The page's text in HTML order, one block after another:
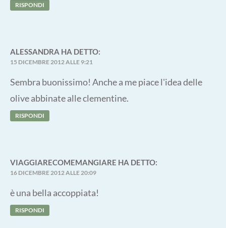
RISPONDI
ALESSANDRA HA DETTO:
15 DICEMBRE 2012 ALLE 9:21
Sembra buonissimo! Anche a me piace l'idea delle
olive abbinate alle clementine.
RISPONDI
VIAGGIARECOMEMANGIARE HA DETTO:
16 DICEMBRE 2012 ALLE 20:09
è una bella accoppiata!
RISPONDI